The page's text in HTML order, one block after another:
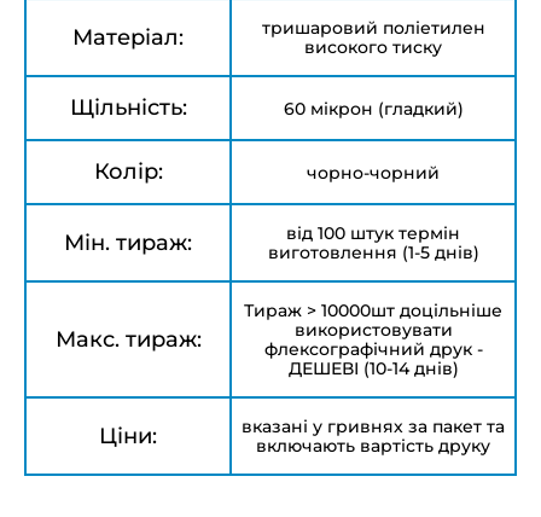
Матеріал:
тришаровий поліетилен
високого тиску
Щільність: 60 мікрон (гладкий)
Колір: чорно-чорний
Мін. тираж:
від 100 штук термін
виготовлення (1-5 днів)
Макс. тираж:
Тираж > 10000шт доцільніше
використовувати
флексографічний друк -
ДЕШЕВІ (10-14 днів)
Ціни:
вказані у гривнях за пакет та
включають вартість друку